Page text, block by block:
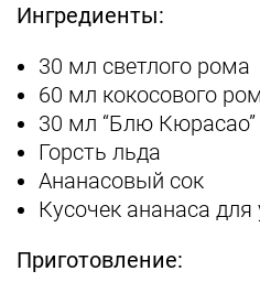
Ингредиенты:
30 мл светлого рома
60 мл кокосового
30 мл “Блю Кюрасао”
Горсть льда
Ананасовый сок
Кусочек ананаса
Приготовление: